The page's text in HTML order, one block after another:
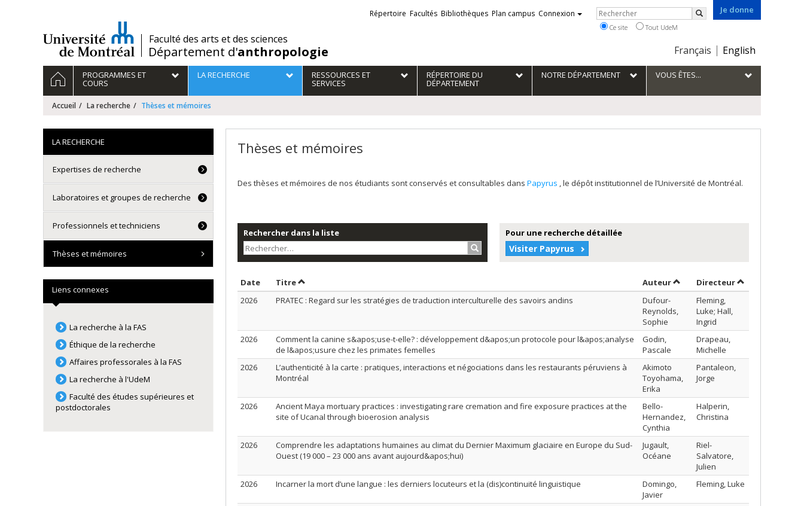
/Faculté des arts et des sciences
Département d'anthropologie
Je donne
Choix
la
langue
Français English
Liens
externes
Répertoire Facultés Bibliothèques Plan campus Connexion Rechercher
Rechercher
Ce site Tout UdeM
Navigation
principale
ACCUEILPROGRAMMES ET
COURS
LA RECHERCHE RESSOURCES ET
SERVICES
RÉPERTOIRE DU
DÉPARTEMENT
NOTRE DÉPARTEMENT VOUS ÊTES...
Accueil La recherche Thèses et mémoires
Thèses et mémoires
Des thèses et mémoires de nos étudiants sont conservés et consultables dans Papyrus , le dépôt institutionnel de l’Université de Montréal.
Rechercher dans la liste
Rechercher…
Pour une recherche détaillée
Visiter Papyrus
Date Trier par date en ordre croissant
TitreTrier par titre en ordre croissant AuteurTrier par auteur en ordre
Directeurpar
2026
PRATEC : Regard sur les stratégies de traduction interculturelle des savoirs andins
Dufour-
Reynolds,
Sophie
Fleming,
Luke; Hall,
Ingrid
2026
Comment la canine s&apos;use-t-elle? : développement d&apos;un protocole pour l&apos;analyse
de l&apos;usure chez les primates femelles
Godin,
Pascale
Drapeau,
Michelle
2026
L’authenticité à la carte : pratiques, interactions et négociations dans les restaurants péruviens à
Montréal
Akimoto
Toyohama,
Erika
Pantaleon,
Jorge
2026
Ancient Maya mortuary practices : investigating rare cremation and fire exposure practices at the
site of Ucanal through bioerosion analysis
Bello-
Hernandez,
Cynthia
Halperin,
Christina
2026
Comprendre les adaptations humaines au climat du Dernier Maximum glaciaire en Europe du Sud-
Ouest (19 000 – 23 000 ans avant aujourd&apos;hui)
Jugault,
Océane
Riel-
Salvatore,
Julien
2026
Incarner la mort d’une langue : les derniers locuteurs et la (dis)continuité linguistique
Domingo,
Javier
Fleming, Luke
LA RECHERCHE
Expertises de recherche
Laboratoires et groupes de recherche
Professionnels et techniciens
Thèses et mémoires
Liens connexes
La recherche à la FAS
Éthique de la recherche
Affaires professorales à la FAS
La recherche à l'UdeM
Faculté des études supérieures et
postdoctorales